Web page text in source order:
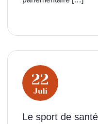
22
Juli
Le sport de